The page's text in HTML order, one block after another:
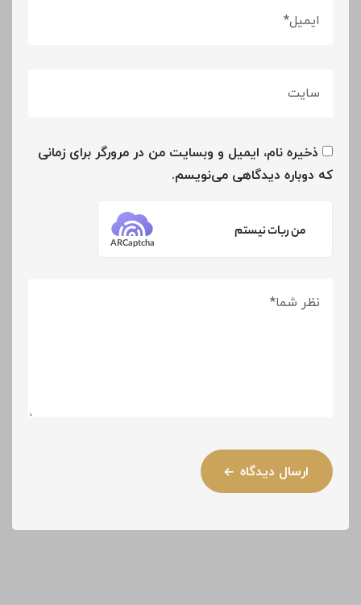
ذخیره نام، ایمیل و وبسایت من در مرورگر برای زمانی
که دوباره دیدگاهی می‌نویسم.
من ربات نیستم
ARCaptcha
ارسال دیدگاه